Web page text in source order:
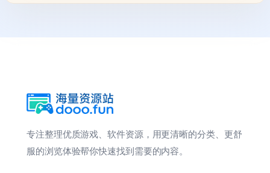
专注整理优质游戏、软件资源，用更清晰的分类、更舒
服的浏览体验帮你快速找到需要的内容。